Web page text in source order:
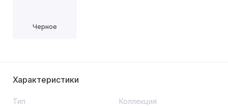
Черное
Характеристики
Тип Коллекция